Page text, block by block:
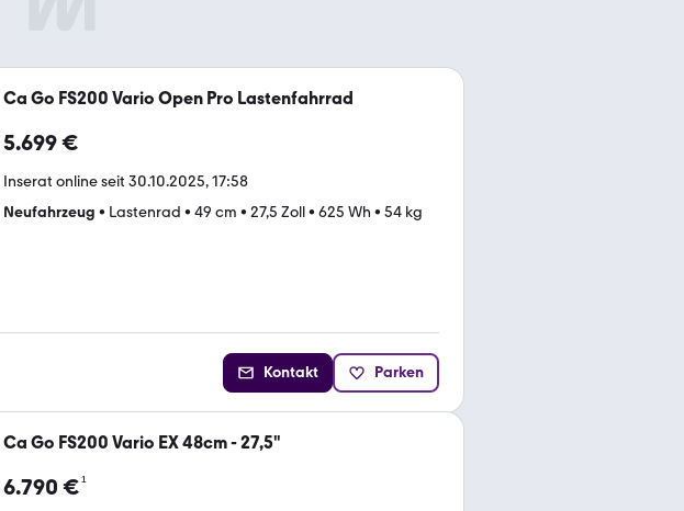
Ca Go FS200 Vario Open Pro Lastenfahrrad
5.699 €
Inserat online seit 30.10.2025, 17:58
Neufahrzeug • Lastenrad • 49 cm • 27,5 Zoll• 625 Wh • 54 kg
Kontakt Parken
Ca Go FS200 Vario EX 48cm - 27,5"
6.790 €¹